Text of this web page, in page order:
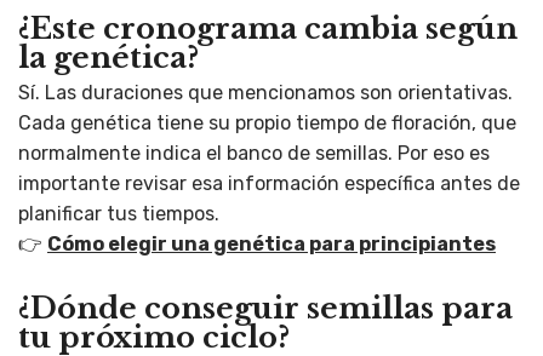
¿Este cronograma cambia según
la genética?
Sí. Las duraciones que mencionamos son orientativas.
Cada genética tiene su propio tiempo de floración, que
normalmente indica el banco de semillas. Por eso es
importante revisar esa información específica antes de
planificar tus tiempos.
👉 Cómo elegir una genética para principiantes
¿Dónde conseguir semillas para
tu próximo ciclo?